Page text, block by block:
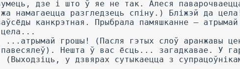
дзе і што ў яе не так. Алеся
намагаецца разгледзець спіну.) Бліжэй да
канкрэтная. Прыбрала памяшканне —
цела...
грошы! (Пасля гэтых слоў аранжавы
Нешта ў вас ёсць... загадкавае. У
у дзвярах сутыкаецца з